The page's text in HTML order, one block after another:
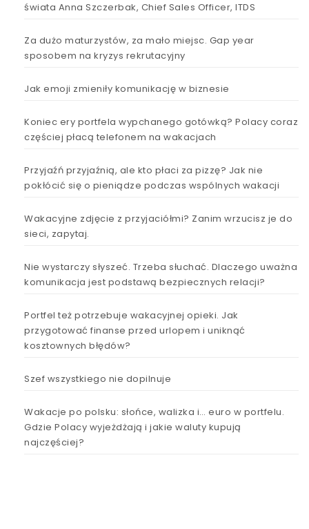
świata Anna Szczerbak, Chief Sales Officer, ITDS
Za dużo maturzystów, za mało miejsc. Gap year
sposobem na kryzys rekrutacyjny
Jak emoji zmieniły komunikację w biznesie
Koniec ery portfela wypchanego gotówką? Polacy coraz
częściej płacą telefonem na wakacjach
Przyjaźń przyjaźnią, ale kto płaci za pizzę? Jak nie
pokłócić się o pieniądze podczas wspólnych wakacji
Wakacyjne zdjęcie z przyjaciółmi? Zanim wrzucisz je do
sieci, zapytaj.
Nie wystarczy słyszeć. Trzeba słuchać. Dlaczego uważna
komunikacja jest podstawą bezpiecznych relacji?
Portfel też potrzebuje wakacyjnej opieki. Jak
przygotować finanse przed urlopem i uniknąć
kosztownych błędów?
Szef wszystkiego nie dopilnuje
Wakacje po polsku: słońce, walizka i… euro w portfelu.
Gdzie Polacy wyjeżdżają i jakie waluty kupują
najczęściej?